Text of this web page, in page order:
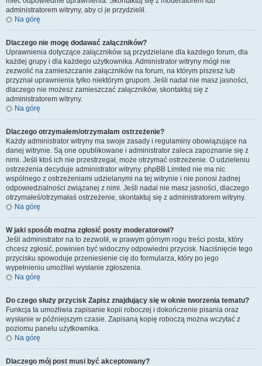
administratorem witryny, aby ci je przydzielił.
Na górę
Dlaczego nie mogę dodawać załączników?
Uprawnienia dotyczące załączników są przydzielane dla każdego forum, dla
każdej grupy i dla każdego użytkownika. Administrator witryny mógł nie
zezwolić na zamieszczanie załączników na forum, na którym piszesz lub
przyznał uprawnienia tylko niektórym grupom. Jeśli nadal nie masz jasności,
dlaczego nie możesz zamieszczać załączników, skontaktuj się z
administratorem witryny.
Na górę
Dlaczego otrzymałem/otrzymałam ostrzeżenie?
Każdy administrator witryny ma swoje zasady i regulaminy obowiązujące na
danej witrynie. Są one opublikowane i administrator zaleca zapoznanie się z
nimi. Jeśli ktoś ich nie przestrzegał, może otrzymać ostrzeżenie. O udzieleniu
ostrzeżenia decyduje administrator witryny. phpBB Limited nie ma nic
wspólnego z ostrzeżeniami udzielanymi na tej witrynie i nie ponosi żadnej
odpowiedzialności związanej z nimi. Jeśli nadal nie masz jasności, dlaczego
otrzymałeś/otrzymałaś ostrzeżenie, skontaktuj się z administratorem witryny.
Na górę
W jaki sposób można zgłosić posty moderatorowi?
Jeśli administrator na to zezwolił, w prawym górnym rogu treści posta, który
chcesz zgłosić, powinien być widoczny odpowiedni przycisk. Naciśnięcie tego
przycisku spowoduje przeniesienie cię do formularza, który po jego
wypełnieniu umożliwi wysłanie zgłoszenia.
Na górę
Do czego służy przycisk Zapisz znajdujący się w oknie tworzenia tematu?
Funkcja ta umożliwia zapisanie kopii roboczej i dokończenie pisania oraz
wysłanie w późniejszym czasie. Zapisaną kopię roboczą można wczytać z
poziomu panelu użytkownika.
Na górę
Dlaczego mój post musi być akceptowany?